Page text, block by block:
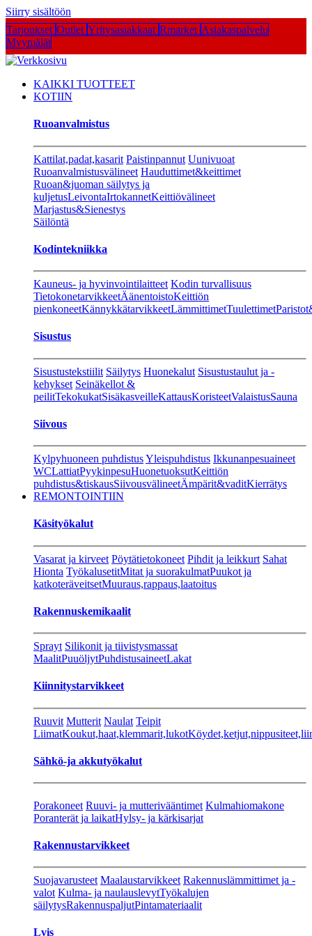
Siirry sisältöön
Tarjoukset Outlet Yritysasiakkaat Rmarket Asiakaspalvelu
Myymälät
KAIKKI TUOTTEET
KOTIIN
Ruoanvalmistus
Kattilat,padat,kasarit Paistinpannut Uunivuoat
Ruoanvalmistusvälineet Hauduttimet&keittimet
Ruoan&juoman säilytys ja
kuljetusLeivontaIrtokannetKeittiövälineet
Marjastus&Sienestys
Säilöntä
Kodintekniikka
Kauneus- ja hyvinvointilaitteet Kodin turvallisuus
TietokonetarvikkeetÄänentoistoKeittiön
pienkoneetKännykkätarvikkeetLämmittimetTuulettimet
Sisustus
Sisustustekstiilit Säilytys Huonekalut Sisustustaulut ja -
kehykset Seinäkellot &
peilitTekokukatSisäkasveilleKattausKoristeetValaistusSauna
Siivous
Kylpyhuoneen puhdistusYleispuhdistus Ikkunanpesuaineet
WCLattiatPyykinpesuHuonetuoksutKeittiön
puhdistus&tiskausSiivousvälineetÄmpärit&vaditKierrätys
REMONTOINTIIN
Käsityökalut
Vasarat ja kirveet Pöytätietokoneet Pihdit ja leikkurt Sahat
Hionta TyökalusetitMitat ja suorakulmatPuukot ja
katkoteräveitsetMuuraus,rappaus,laatoitus
Rakennuskemikaalit
Sprayt Silikonit ja tiivistysmassat
MaalitPuuöljytPuhdistusaineetLakat
Kiinnitystarvikkeet
Ruuvit Mutterit Naulat Teipit
LiimatKoukut,haat,klemmarit,lukot
Sähkö-ja akkutyökalut
Porakoneet Ruuvi- ja mutterivääntimet Kulmahiomakone
Poranterät ja laikatHylsy- ja kärkisarjat
Rakennustarvikkeet
Suojavarusteet Maalaustarvikkeet Rakennuslämmittimet ja -
valot Kulma- ja naulauslevytTyökalujen
säilytysRakennuspaljutPintamateriaalit
Lvis